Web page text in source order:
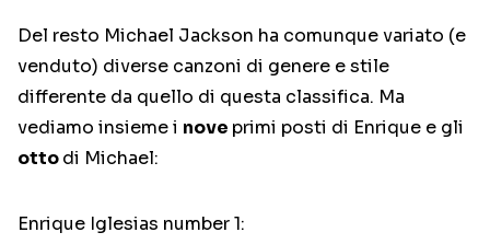
Del resto Michael Jackson ha comunque variato (e
venduto) diverse canzoni di genere e stile
differente da quello di questa classifica. Ma
vediamo insieme i nove primi posti di Enrique e gli
ottodi Michael:
Enrique Iglesias number 1: